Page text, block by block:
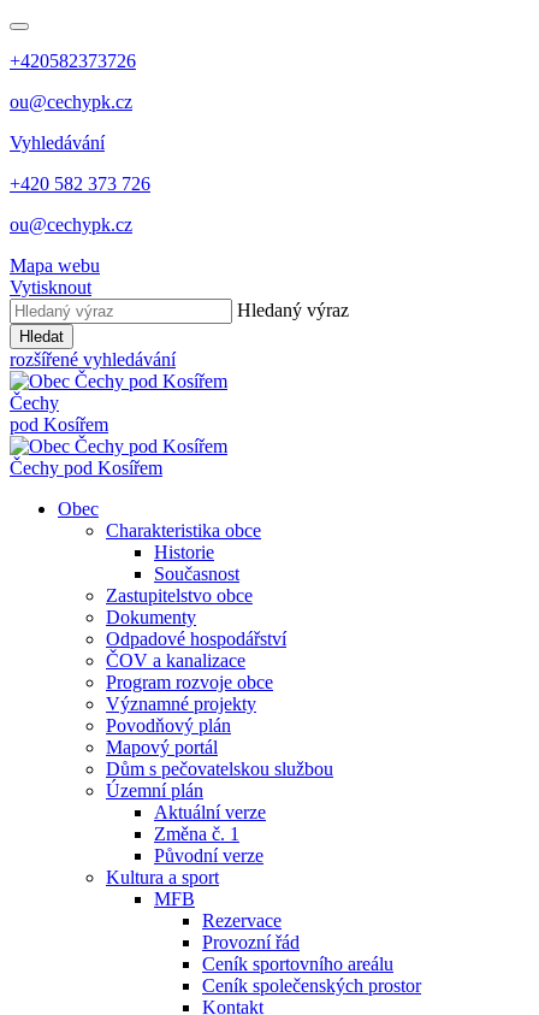
+420582373726
ou@cechypk.cz
Vyhledávání
+420 582 373 726
ou@cechypk.cz
Mapa webu
Vytisknout
Hledaný výraz
Hledat
rozšířené vyhledávání
Čechy
pod Kosířem
Čechy pod Kosířem
Obec
Charakteristika obce
Historie
Současnost
Zastupitelstvo obce
Dokumenty
Odpadové hospodářství
ČOV a kanalizace
Program rozvoje obce
Významné projekty
Povodňový plán
Mapový portál
Dům s pečovatelskou službou
Územní plán
Aktuální verze
Změna č. 1
Původní verze
Kultura a sport
MFB
Rezervace
Provozní řád
Ceník sportovního areálu
Ceník společenských prostor
Kontakt